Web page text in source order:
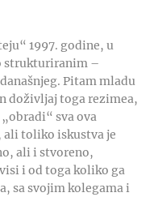
1997. godine, u
strukturiranim –
Pitam mladu
doživljaj toga rezimea,
sva ova
ali toliko iskustva je
ali i stvoreno,
i od toga koliko ga
sa svojim kolegama i